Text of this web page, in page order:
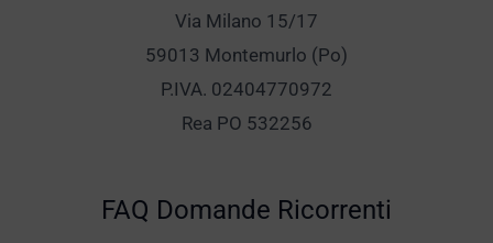
Via Milano 15/17
59013 Montemurlo (Po)
P.IVA. 02404770972
Rea PO 532256
FAQ Domande Ricorrenti